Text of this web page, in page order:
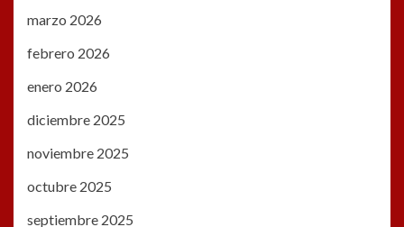
marzo 2026
febrero 2026
enero 2026
diciembre 2025
noviembre 2025
octubre 2025
septiembre 2025